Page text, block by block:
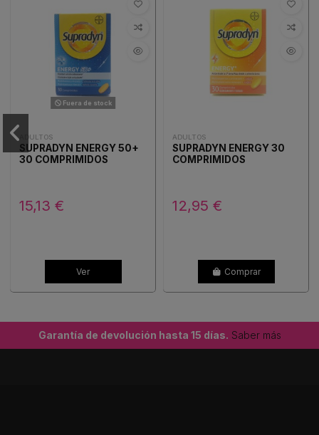
Fuera de stock
ADULTOS
SUPRADYN ENERGY 50+
30 COMPRIMIDOS
15,13 €
Ver
ADULTOS
SUPRADYN ENERGY 30
COMPRIMIDOS
12,95 €
Comprar
Garantía de devolución hasta 15 días. Saber más